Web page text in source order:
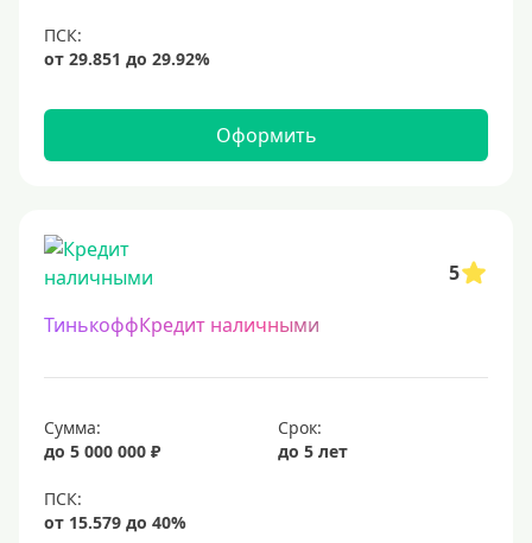
Оформить
5
ТинькоффКредит наличными
Сумма:
до 5 000 000 ₽
Срок:
до 5 лет